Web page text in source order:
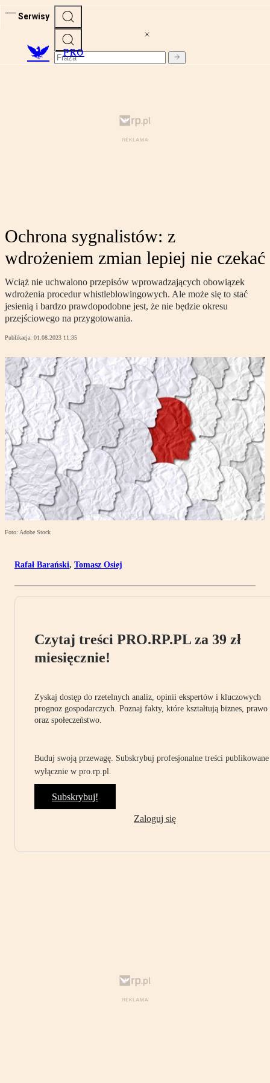
Serwisy
PRO
Ochrona sygnalistów: z
wdrożeniem zmian lepiej nie czekać
Wciąż nie uchwalono przepisów wprowadzających obowiązek
wdrożenia procedur whistleblowingowych. Ale może się to stać
jesienią i bardzo prawdopodobne jest, że nie będzie okresu
przejściowego na przygotowania.
Publikacja: 01.08.2023 11:35
Foto: Adobe Stock
Rafał Barański, Tomasz Osiej
Czytaj treści PRO.RP.PL za 39 zł
miesięcznie!
Zyskaj dostęp do rzetelnych analiz, opinii ekspertów i kluczowych
prognoz gospodarczych. Poznaj fakty, które kształtują biznes, prawo
oraz społeczeństwo.
Buduj swoją przewagę. Subskrybuj profesjonalne treści publikowane
wyłącznie w pro.rp.pl.
Subskrybuj!
Zaloguj się